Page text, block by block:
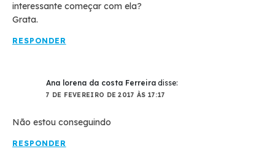
interessante começar com ela?
Grata.
RESPONDER
Ana lorena da costa Ferreira disse:
7 DE FEVEREIRO DE 2017 ÀS 17:17
Não estou conseguindo
RESPONDER